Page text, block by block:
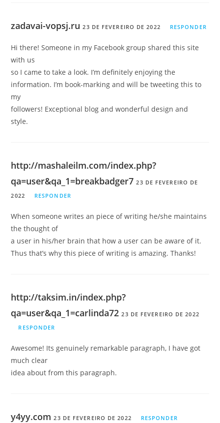
zadavai-vopsj.ru 23 DE FEVEREIRO DE 2022 RESPONDER
Hi there! Someone in my Facebook group shared this site
with us
so I came to take a look. I’m definitely enjoying the
information. I’m book-marking and will be tweeting this to
my
followers! Exceptional blog and wonderful design and
style.
http://mashaleilm.com/index.php?
qa=user&qa_1=breakbadger7 23 DE FEVEREIRO DE
2022
RESPONDER
When someone writes an piece of writing he/she maintains
the thought of
a user in his/her brain that how a user can be aware of it.
Thus that’s why this piece of writing is amazing. Thanks!
http://taksim.in/index.php?
qa=user&qa_1=carlinda72 23 DE FEVEREIRO DE 2022
RESPONDER
Awesome! Its genuinely remarkable paragraph, I have got
much clear
idea about from this paragraph.
y4yy.com 23 DE FEVEREIRO DE 2022 RESPONDER